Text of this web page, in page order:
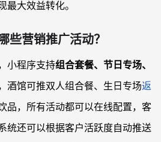
最大效益转化。
些营销推广活动？
小程序支持组合套餐、节日专场、
酒馆可推双人组合餐、生日专场返
品，所有活动都可以在线配置，客
统还可以根据客户活跃度自动推送